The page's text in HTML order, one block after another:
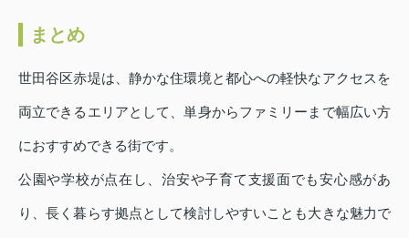
まとめ
世田谷区赤堤は、静かな住環境と都心への軽快なアクセスを
両立できるエリアとして、単身からファミリーまで幅広い方
におすすめできる街です。
公園や学校が点在し、治安や子育て支援面でも安心感があ
り、長く暮らす拠点として検討しやすいことも大きな魅力で